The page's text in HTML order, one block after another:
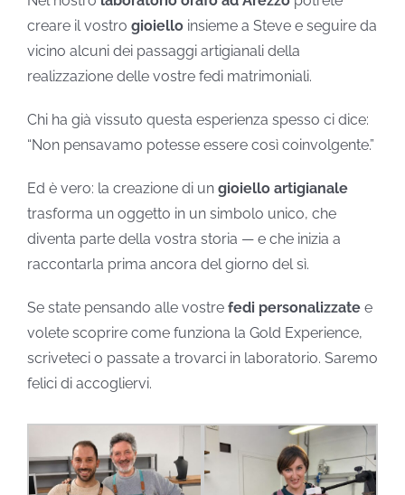
creare il vostro gioiello insieme a Steve e seguire da
vicino alcuni dei passaggi artigianali della
realizzazione delle vostre fedi matrimoniali.
Chi ha già vissuto questa esperienza spesso ci dice:
“Non pensavamo potesse essere così coinvolgente.”
Ed è vero: la creazione di un gioiello artigianale
trasforma un oggetto in un simbolo unico, che
diventa parte della vostra storia — e che inizia a
raccontarla prima ancora del giorno del sì.
Se state pensando alle vostre fedi personalizzate e
volete scoprire come funziona la Gold Experience,
scriveteci o passate a trovarci in laboratorio. Saremo
felici di accogliervi.